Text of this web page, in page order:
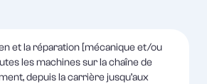
et la réparation [mécanique et/ou
les machines sur la chaîne de
depuis la carrière jusqu’aux